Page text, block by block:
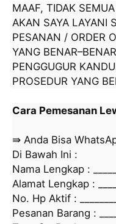
MAAF, TIDAK
AKAN SAYA LAYANI
PESANAN / ORDER
YANG
PENGGUGUR
PROSEDUR YANG
Cara Pemesanan
⇛ Anda Bisa
Di Bawah Ini :
Nama Lengkap :
Alamat Lengkap :
No. Hp Aktif :
Pesanan Barang :